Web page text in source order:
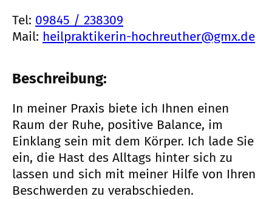
Tel: 09845 / 238309
Mail: heilpraktikerin-hochreuther@gmx.de
Beschreibung:
In meiner Praxis biete ich Ihnen einen
Raum der Ruhe, positive Balance, im
Einklang sein mit dem Körper. Ich lade Sie
ein, die Hast des Alltags hinter sich zu
lassen und sich mit meiner Hilfe von Ihren
Beschwerden zu verabschieden.